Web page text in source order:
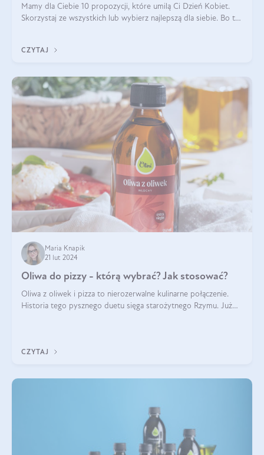
Mamy dla Ciebie 10 propozycji, które umilą Ci Dzień Kobiet.
Skorzystaj ze wszystkich lub wybierz najlepszą dla siebie. Bo to
CZYTAJ
Maria Knapik
21 lut 2024
Oliwa do pizzy - którą wybrać? Jak stosować?
Oliwa z oliwek i pizza to nierozerwalne kulinarne połączenie.
Historia tego pysznego duetu sięga starożytnego Rzymu. Już
CZYTAJ